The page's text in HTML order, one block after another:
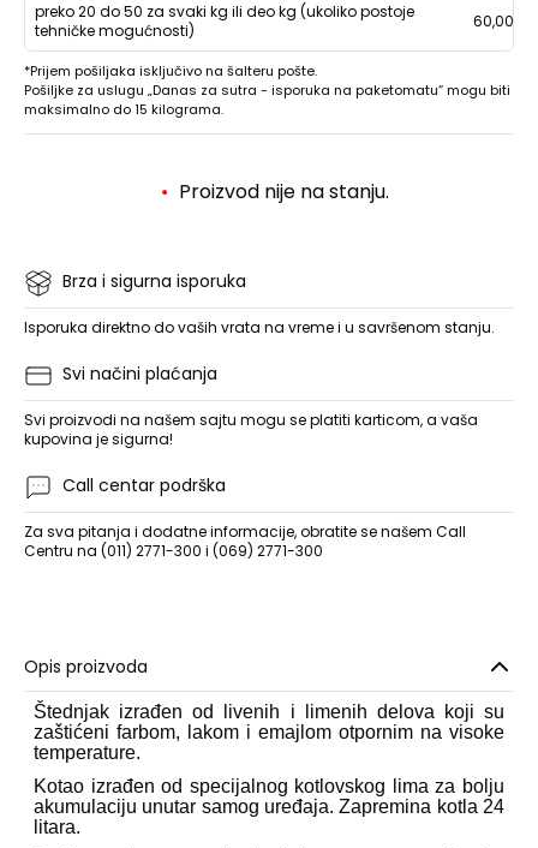
preko 20 do 50 za svaki kg ili deo kg (ukoliko postoje
tehničke mogućnosti)
60,00
*Prijem pošiljaka isključivo na šalteru pošte.
Pošiljke za uslugu „Danas za sutra - isporuka na paketomatu“ mogu biti
maksimalno do 15 kilograma.
Proizvod nije na stanju.
Brza i sigurna isporuka
Isporuka direktno do vaših vrata na vreme i u savršenom stanju.
Svi načini plaćanja
Svi proizvodi na našem sajtu mogu se platiti karticom, a vaša
kupovina je sigurna!
Call centar podrška
Za sva pitanja i dodatne informacije, obratite se našem Call
Centru na (011) 2771-300 i (069) 2771-300
Opis proizvoda
Štednjak izrađen od livenih i limenih delova koji su
zaštićeni farbom, lakom i emajlom otpornim na visoke
temperature.
Kotao izrađen od specijalnog kotlovskog lima za bolju
akumulaciju unutar samog uređaja. Zapremina kotla 24
litara.